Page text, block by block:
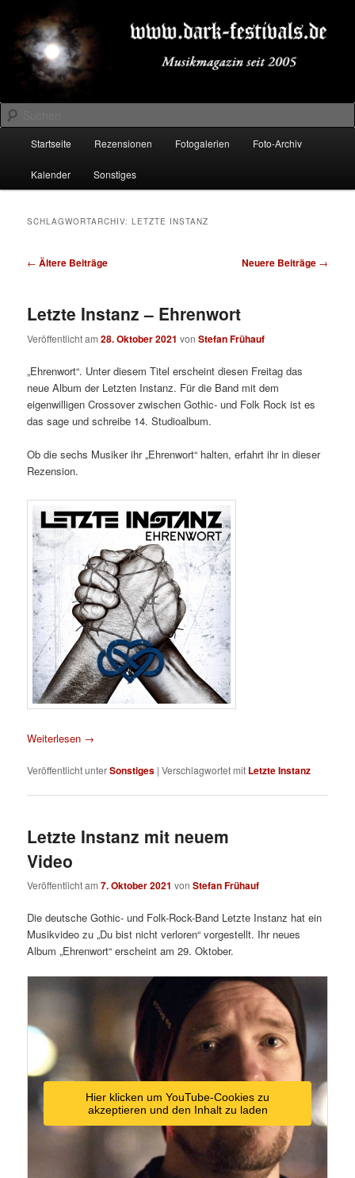
primären
Inhalt
springen
sekundären
Inhalt
springenDARK-FESTIVALS.DE
Suchen
Startseite Rezensionen Fotogalerien Foto-Archiv
Kalender Sonstiges
SCHLAGWORTARCHIV:LETZTE INSTANZ
Beitragsnavigation
← Ältere Beiträge Neuere Beiträge →
Letzte Instanz – Ehrenwort
Veröffentlicht am28. Oktober 2021 vonStefan Frühauf
„Ehrenwort“. Unter diesem Titel erscheint diesen Freitag das
neue Album der Letzten Instanz. Für die Band mit dem
eigenwilligen Crossover zwischen Gothic- und Folk Rock ist es
das sage und schreibe 14. Studioalbum.
Ob die sechs Musiker ihr „Ehrenwort“ halten, erfahrt ihr in dieser
Rezension.
Weiterlesen →
Veröffentlicht unterSonstiges |Verschlagwortet mit Letzte Instanz
Letzte Instanz mit neuem
Video
Veröffentlicht am7. Oktober 2021 vonStefan Frühauf
Die deutsche Gothic- und Folk-Rock-Band Letzte Instanz hat ein
Musikvideo zu „Du bist nicht verloren“ vorgestellt. Ihr neues
Album „Ehrenwort“ erscheint am 29. Oktober.
Hier klicken um YouTube-Cookies zu
akzeptieren und den Inhalt zu laden